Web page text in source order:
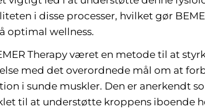
i disse processer, hvilket gør
optimal wellness.
Therapy været en metode til at
med det overordnede mål om at
i sunde muskler. Den er anerkendt
til at understøtte kroppens iboende